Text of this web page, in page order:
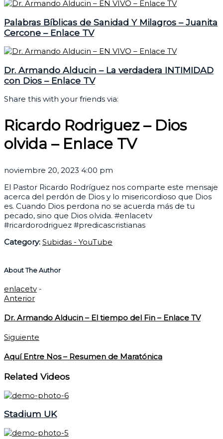
Palabras Bíblicas de Sanidad Y Milagros – Juanita
Cercone – Enlace TV
Dr. Armando Alducin – La verdadera INTIMIDAD
con Dios – Enlace TV
Share this with your friends via:
Ricardo Rodriguez – Dios
olvida – Enlace TV
noviembre 20, 2023 4:00 pm
El Pastor Ricardo Rodríguez nos comparte este mensaje
acerca del perdón de Dios y lo misericordioso que Dios
es. Cuando Dios perdona no se acuerda más de tu
pecado, sino que Dios olvida. #enlacetv
#ricardorodriguez #predicascristianas
Category: Subidas - YouTube
About The Author
enlacetv -
Anterior
Dr. Armando Alducin – El tiempo del Fin – Enlace TV
Siguiente
Aquí Entre Nos – Resumen de Maratónica
Related Videos
Stadium UK